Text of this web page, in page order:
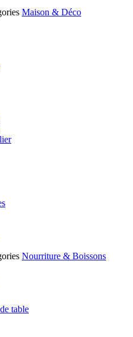
Maison & Déco
Nourriture & Boissons
table